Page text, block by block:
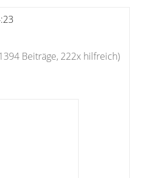
Beiträge, 222x hilfreich)